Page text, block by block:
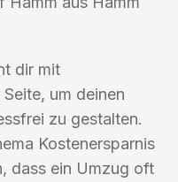
dir mit
um deinen
zu gestalten.
Kostenersparnis
dass ein Umzug oft